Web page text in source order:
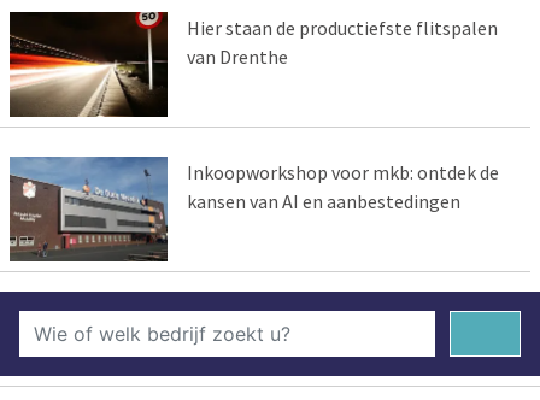
Hier staan de productiefste flitspalen
van Drenthe
Inkoopworkshop voor mkb: ontdek de
kansen van AI en aanbestedingen